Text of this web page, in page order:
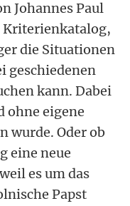
Johannes Paul
Kriterienkatalog,
die Situationen
geschiedenen
kann. Dabei
ohne eigene
wurde. Oder ob
eine neue
es um das
Papst